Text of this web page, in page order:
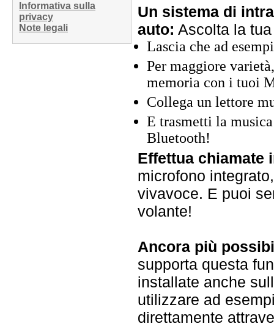
Informativa sulla
privacy
Note legali
Un sistema di
auto: Ascolta la
Lascia che ad
Per maggiore
memoria con i tuoi
Collega un lettore
E trasmetti la
Bluetooth!
Effettua chiamate
microfono
vivavoce. E puoi
volante!
Ancora più
supporta questa
installate anche
utilizzare ad
direttamente